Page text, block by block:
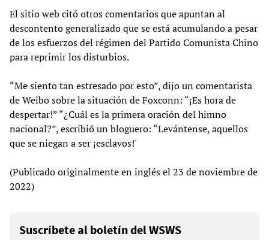
El sitio web citó otros comentarios que apuntan al
descontento generalizado que se está acumulando a pesar
de los esfuerzos del régimen del Partido Comunista Chino
para reprimir los disturbios.
“Me siento tan estresado por esto”, dijo un comentarista
de Weibo sobre la situación de Foxconn: “¡Es hora de
despertar!” “¿Cuál es la primera oración del himno
nacional?”, escribió un bloguero: “Levántense, aquellos
que se niegan a ser ¡esclavos!'
(Publicado originalmente en inglés el 23 de noviembre de
2022)
Suscríbete al boletín del WSWS